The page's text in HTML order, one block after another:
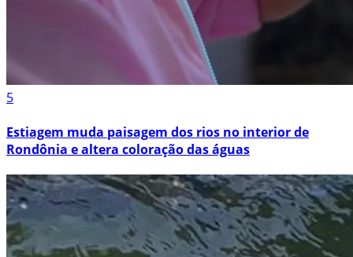
5
Estiagem muda paisagem dos rios no interior de
Rondônia e altera coloração das águas